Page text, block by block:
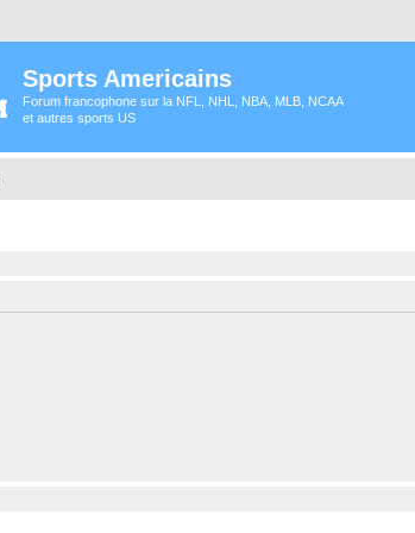
Sports Americains
Forum francophone sur la NFL, NHL, NBA, MLB, NCAA
et autres sports US